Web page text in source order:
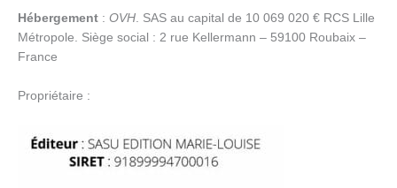
Hébergement : OVH . SAS au capital de 10 069 020 € RCS Lille
Métropole. Siège social : 2 rue Kellermann – 59100 Roubaix –
France
Propriétaire :